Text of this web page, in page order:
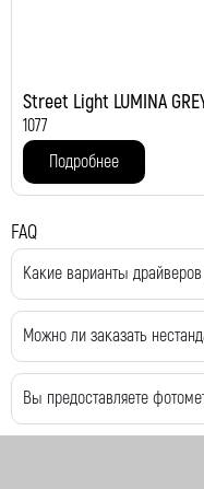
Street Light LUMINA
1077
Подробнее
FAQ
Какие варианты
Можно ли заказать
Вы предоставляете